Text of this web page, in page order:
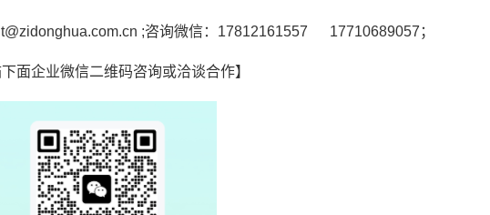
;咨询微信：17812161557 17710689057；
下面企业微信二维码咨询或洽谈合作】